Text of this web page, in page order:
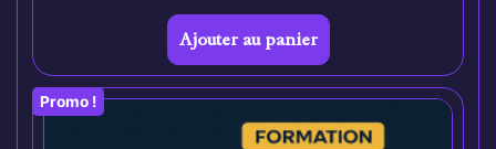
Ajouter au panier
Promo !